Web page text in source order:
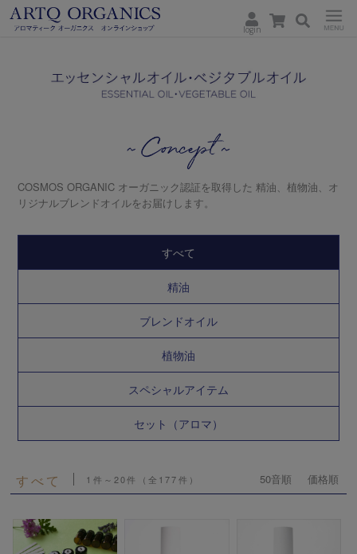
ORGANICS
login
COSMOS ORGANIC オーガニック認証を取得した 精油、植物油、オ
リジナルブレンドオイルをお届けします。
すべて
精油
ブレンドオイル
植物油
スペシャルアイテム
セット（アロマ）
すべて 1件～20件（全177件） 価格順
50音順